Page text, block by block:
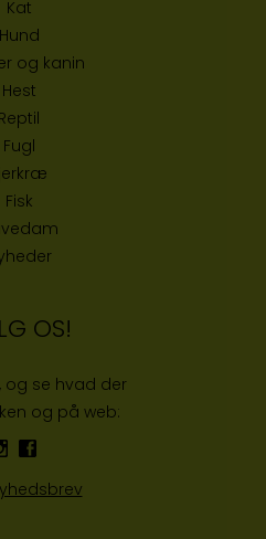
Kat
Hund
og kanin
Hest
Reptil
Fugl
Fisk
OS!
og se hvad der
og på web: